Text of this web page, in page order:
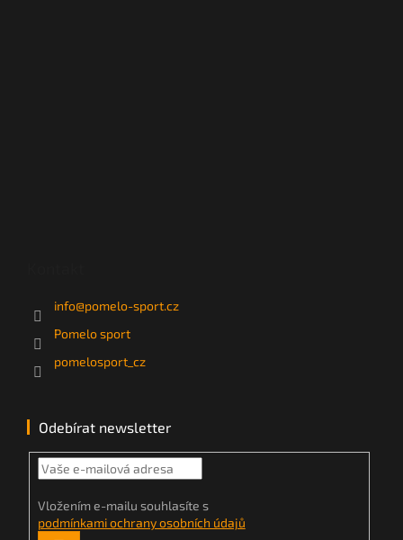
info@pomelo-sport.cz
Pomelo sport
pomelosport_cz
Odebírat newsletter
Vložením e-mailu souhlasíte s
podmínkami ochrany osobních údajů